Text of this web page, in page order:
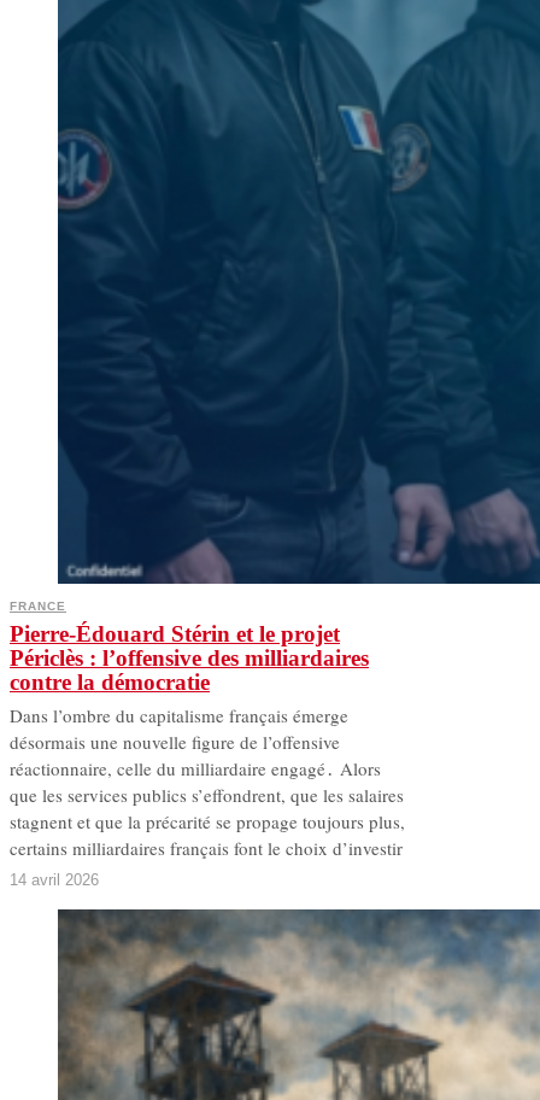
FRANCE
Pierre-Édouard Stérin et le projet
Périclès : l’offensive des milliardaires
contre la démocratie
Dans l’ombre du capitalisme français émerge
désormais une nouvelle figure de l’offensive
réactionnaire, celle du milliardaire engagé․ Alors
que les services publics s’effondrent, que les salaires
stagnent et que la précarité se propage toujours plus,
certains milliardaires français font le choix d’investir
14 avril 2026